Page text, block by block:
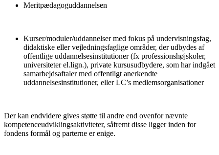
Meritpædagoguddannelsen
Kurser/moduler/uddannelser med fokus på undervisningsfag,
didaktiske eller vejledningsfaglige områder, der udbydes af
offentlige uddannelsesinstitutioner (fx professionshøjskoler,
universiteter el.lign.), private kursusudbydere, som har indgået
samarbejdsaftaler med offentligt anerkendte
uddannelsesinstitutioner, eller LC’s medlemsorganisationer
Der kan endvidere gives støtte til andre end ovenfor nævnte
kompetenceudviklingsaktiviteter, såfremt disse ligger inden for
fondens formål og parterne er enige.